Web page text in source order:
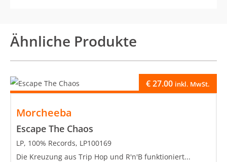
Ähnliche Produkte
Morcheeba
Escape The Chaos
€27.00 inkl. MwSt.
LP, 100% Records, LP100169
Die Kreuzung aus Trip Hop und R'n'B funktioniert...